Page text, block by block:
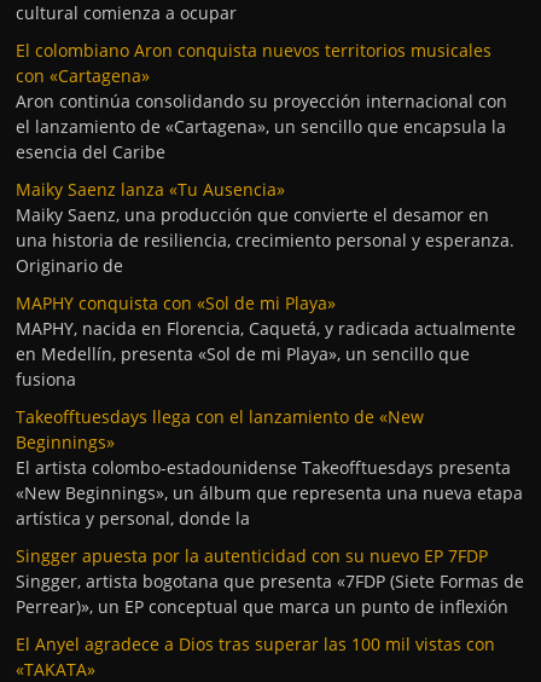
cultural comienza a ocupar
El colombiano Aron conquista nuevos territorios musicales
con «Cartagena»
Aron continúa consolidando su proyección internacional con
el lanzamiento de «Cartagena», un sencillo que encapsula la
esencia del Caribe
Maiky Saenz lanza «Tu Ausencia»
Maiky Saenz, una producción que convierte el desamor en
una historia de resiliencia, crecimiento personal y esperanza.
Originario de
MAPHY conquista con «Sol de mi Playa»
MAPHY, nacida en Florencia, Caquetá, y radicada actualmente
en Medellín, presenta «Sol de mi Playa», un sencillo que
fusiona
Takeofftuesdays llega con el lanzamiento de «New
Beginnings»
El artista colombo-estadounidense Takeofftuesdays presenta
«New Beginnings», un álbum que representa una nueva etapa
artística y personal, donde la
Singger apuesta por la autenticidad con su nuevo EP 7FDP
Singger, artista bogotana que presenta «7FDP (Siete Formas de
Perrear)», un EP conceptual que marca un punto de inflexión
El Anyel agradece a Dios tras superar las 100 mil vistas con
«TAKATA»